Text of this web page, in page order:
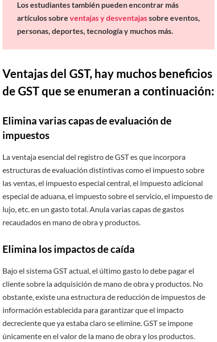
Los estudiantes también pueden encontrar más
artículos sobre ventajas y desventajassobre eventos,
personas, deportes, tecnología y muchos más.
Ventajas del GST, hay muchos beneficios
de GST que se enumeran a continuación:
Elimina varias capas de evaluación de
impuestos
La ventaja esencial del registro de GST es que incorpora
estructuras de evaluación distintivas como el impuesto sobre
las ventas, el impuesto especial central, el impuesto adicional
especial de aduana, el impuesto sobre el servicio, el impuesto de
lujo, etc. en un gasto total. Anula varias capas de gastos
recaudados en mano de obra y productos.
Elimina los impactos de caída
Bajo el sistema GST actual, el último gasto lo debe pagar el
cliente sobre la adquisición de mano de obra y productos. No
obstante, existe una estructura de reducción de impuestos de
información establecida para garantizar que el impacto
decreciente que ya estaba claro se elimine. GST se impone
únicamente en el valor de la mano de obra y los productos.